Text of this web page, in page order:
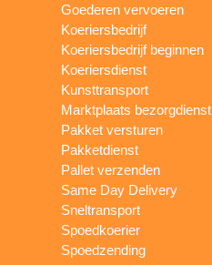
Goederen vervoeren
Koeriersbedrijf
Koeriersbedrijf beginnen
Koeriersdienst
Kunsttransport
Marktplaats bezorgdienst
Pakket versturen
Pakketdienst
Pallet verzenden
Same Day Delivery
Sneltransport
Spoedkoerier
Spoedzending